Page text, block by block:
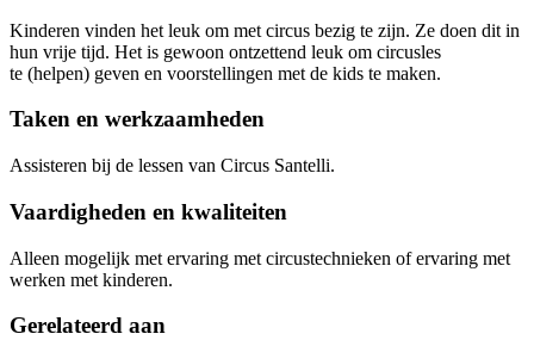
Kinderen vinden het leuk om met circus bezig te zijn. Ze doen dit in
hun vrije tijd. Het is gewoon ontzettend leuk om circusles
te (helpen) geven en voorstellingen met de kids te maken.
Taken en werkzaamheden
Assisteren bij de lessen van Circus Santelli.
Vaardigheden en kwaliteiten
Alleen mogelijk met ervaring met circustechnieken of ervaring met
werken met kinderen.
Gerelateerd aan